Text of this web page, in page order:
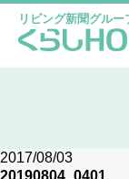
リビング新聞グル
2017/08/03
20190804_0401